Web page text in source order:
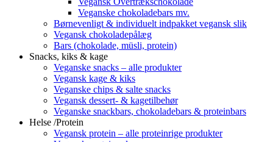
Veganske chokoladebars mv.
Børnevenligt & individuelt indpakket vegansk slik
Vegansk chokoladepålæg
Bars (chokolade, müsli, protein)
Snacks, kiks & kage
Veganske snacks – alle produkter
Vegansk kage & kiks
Veganske chips & salte snacks
Vegansk dessert- & kagetilbehør
Veganske snackbars, chokoladebars & proteinbars
Helse /Protein
Vegansk protein – alle proteinrige produkter